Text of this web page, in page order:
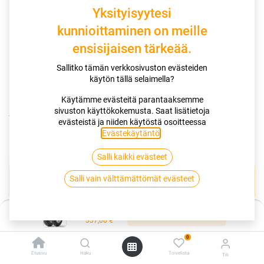
337,00€
Etusivu Haku
0
Toivelista Tili
Kauppa 170/80-15 77H DUNLOP D404
170/80-15 77H DUNLOP D404
Tuotekoodi:261146
Tällä tuotteella ei ole kelvollista yhdistelmää.
Yksityisyytesi
kunnioittaminen on meille
ensisijaisen tärkeää.
Sallitko tämän verkkosivuston evästeiden
käytön tällä selaimella?
Käytämme evästeitä parantaaksemme
sivuston käyttökokemusta. Saat lisätietoja
evästeistä ja niiden käytöstä osoitteessa
Evästekäytäntö
Salli kaikki evästeet
Salli vain välttämättömät evästeet